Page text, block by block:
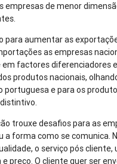
empresas de menor
para aumentar as
as empresas
factores diferenciadores
produtos nacionais,
portuguesa e para os
trouxe desafios para as
a forma como se comunica.
o serviço pós cliente,
preço. O cliente quer ser